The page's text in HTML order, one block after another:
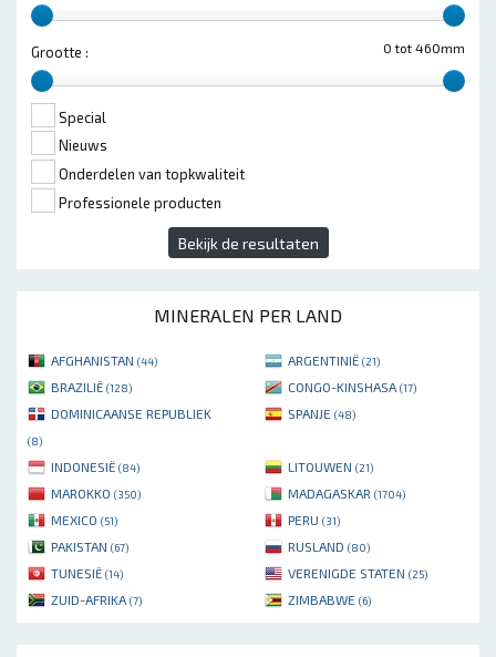
0 tot 460mm
Grootte :
Special
Nieuws
Onderdelen van topkwaliteit
Professionele producten
Bekijk de resultaten
MINERALEN PER LAND
AFGHANISTAN (44) ARGENTINIË (21)
BRAZILIË (128) CONGO-KINSHASA (17)
DOMINICAANSE REPUBLIEK
(8)
SPANJE (48)
INDONESIË (84) LITOUWEN (21)
MAROKKO (350) MADAGASKAR (1704)
MEXICO (51) PERU (31)
PAKISTAN (67) RUSLAND (80)
TUNESIË (14) VERENIGDE STATEN (25)
ZUID-AFRIKA (7) ZIMBABWE (6)